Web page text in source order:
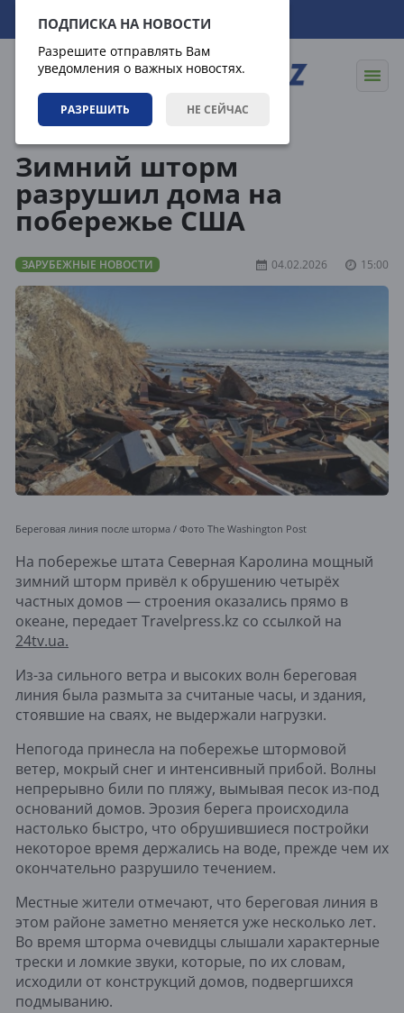
ПОДПИСКА НА НОВОСТИ
Разрешите отправлять Вам
уведомления о важных новостях.
РАЗРЕШИТЬ НЕ СЕЙЧАС
09.08.2026 11:57:49
Зимний шторм
разрушил дома на
побережье США
ЗАРУБЕЖНЫЕ НОВОСТИ 04.02.2026 15:00
Береговая линия после шторма / Фото The Washington Post
На побережье штата Северная Каролина мощный
зимний шторм привёл к обрушению четырёх
частных домов — строения оказались прямо в
океане, передает Travelpress.kz со ссылкой на
24tv.ua.
Из-за сильного ветра и высоких волн береговая
линия была размыта за считаные часы, и здания,
стоявшие на сваях, не выдержали нагрузки.
Непогода принесла на побережье штормовой
ветер, мокрый снег и интенсивный прибой. Волны
непрерывно били по пляжу, вымывая песок из-под
оснований домов. Эрозия берега происходила
настолько быстро, что обрушившиеся постройки
некоторое время держались на воде, прежде чем их
окончательно разрушило течением.
Местные жители отмечают, что береговая линия в
этом районе заметно меняется уже несколько лет.
Во время шторма очевидцы слышали характерные
трески и ломкие звуки, которые, по их словам,
исходили от конструкций домов, подвергшихся
подмыванию.